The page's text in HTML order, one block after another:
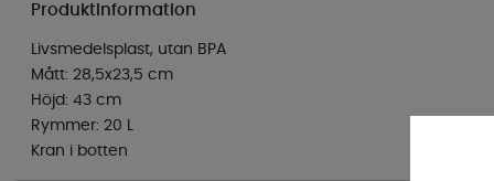
Produktinformation
Livsmedelsplast, utan BPA
Mått: 28,5x23,5 cm
Höjd: 43 cm
Rymmer: 20 L
Kran i botten